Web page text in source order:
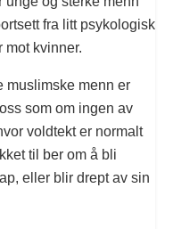
fra litt psykologisk
mot kvinner.
muslimske menn er
som om ingen av
voldtekt er normalt
til ber om å bli
eller blir drept av sin